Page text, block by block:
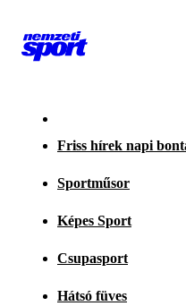
Friss hírek napi
Sportműsor
Képes Sport
Csupasport
Hátsó füves